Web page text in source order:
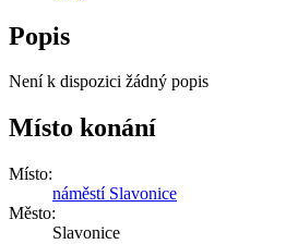
Popis
Není k dispozici žádný popis
Místo konání
Místo:
náměstí Slavonice
Město:
Slavonice